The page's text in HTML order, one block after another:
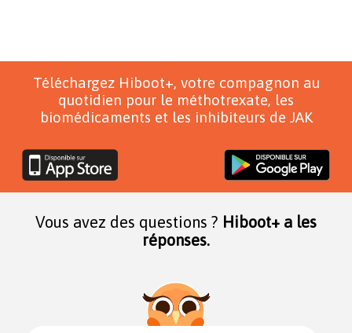
Téléchargez Hiboot+, votre compagnon au
quotidien pour le méthotrexate, les
biomédicaments et les inhibiteurs de JAK
Vous avez des questions ? Hiboot+ a les
réponses.